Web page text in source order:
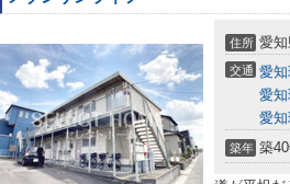
住所 愛
交通 愛
愛
愛
築年 築